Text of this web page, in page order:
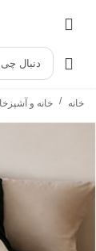
دنبال
خانه / خانه و